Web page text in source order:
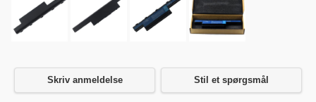
Skriv anmeldelse Stil et spørgsmål